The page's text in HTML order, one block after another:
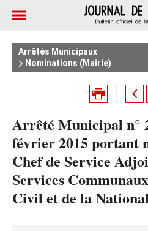
Arrêtés Municipaux
Nominations (Mairie)
Arrêté Municipal n°
février 2015 portant
Chef de Service
Services
Civil et de la